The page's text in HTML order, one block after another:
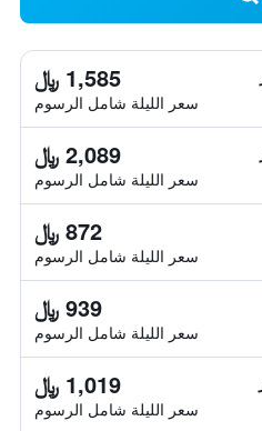
1,585 ﷼
سعر الليلة شامل الرسوم
2,089 ﷼
سعر الليلة شامل الرسوم
872 ﷼
سعر الليلة شامل الرسوم
939 ﷼
سعر الليلة شامل الرسوم
1,019 ﷼
سعر الليلة شامل الرسوم